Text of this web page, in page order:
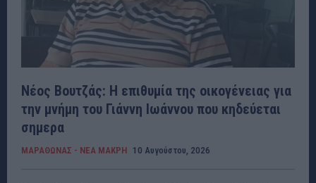
Νέος Βουτζάς: Η επιθυμία της οικογένειας για
την μνήμη του Γιάννη Ιωάννου που κηδεύεται
σημερα
ΜΑΡΑΘΩΝΑΣ - ΝΕΑ ΜΑΚΡΗ 10 Αυγούστου, 2026